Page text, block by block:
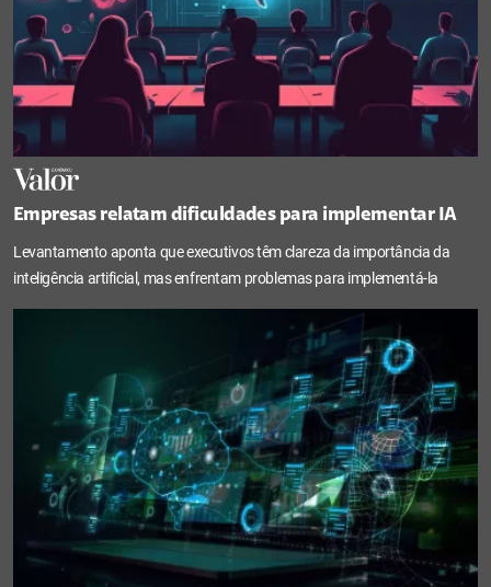
Empresas relatam dificuldades para implementar IA
Levantamento aponta que executivos têm clareza da importância da
inteligência artificial, mas enfrentam problemas para implementá-la